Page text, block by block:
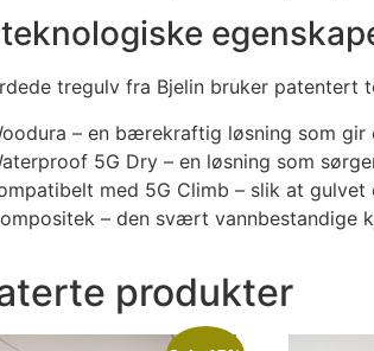
tregulv fra Bjelin bruker patentert
– en bærekraftig løsning som
5G Dry – en løsning som
med 5G Climb – slik at gulvet
– den svært vannbestandige
produkter